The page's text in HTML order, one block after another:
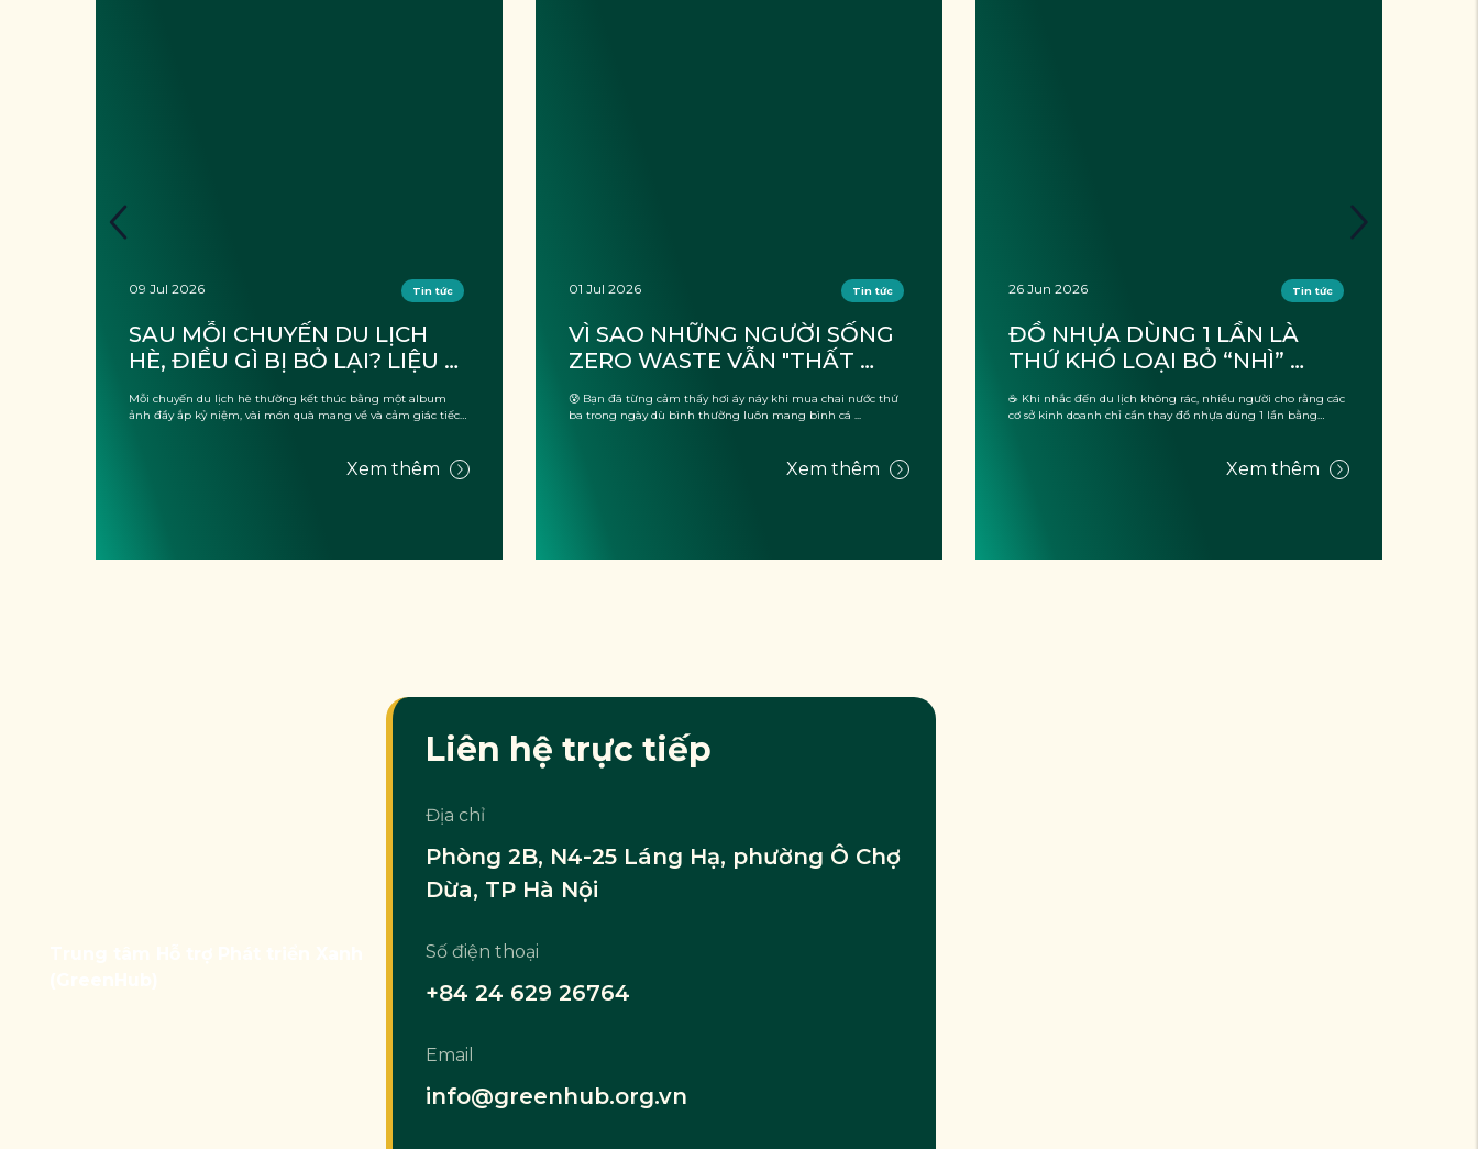
09 Jul 2026 Tin tức
SAU MỖI CHUYẾN DU LỊCH
HÈ, ĐIỀU GÌ BỊ BỎ LẠI? LIỆU
CÓ CHỈ LÀ “RÁC”?
Mỗi chuyến du lịch hè thường kết thúc bằng một album
ảnh đầy ắp kỷ niệm, vài món quà mang về và cảm giác tiếc
Xem thêm
01 Jul 2026 Tin tức
VÌ SAO NHỮNG NGƯỜI SỐNG
ZERO WASTE VẪN "THẤT
THỦ" KHI ĐI DU LỊCH?
😰 Bạn đã từng cảm thấy hơi áy náy khi mua chai nước thứ
ba trong ngày dù bình thường luôn mang bình cá ...
Xem thêm
26 Jun 2026 Tin tức
ĐỒ NHỰA DÙNG 1 LẦN LÀ
THỨ KHÓ LOẠI BỎ “NHÌ”
TRONG CÁC CƠ SỞ KINH
DOANH. TẠI SAO?
☕ Khi nhắc đến du lịch không rác, nhiều người cho rằng các
cơ sở kinh doanh chỉ cần thay đồ nhựa dùng 1 lần bằng
Xem thêm
Liên hệ trực tiếp
Địa chỉ
Phòng 2B, N4-25 Láng Hạ, phường Ô Chợ
Dừa, TP Hà Nội
Số điện thoại
+84 24 629 26764
Email
info@greenhub.org.vn